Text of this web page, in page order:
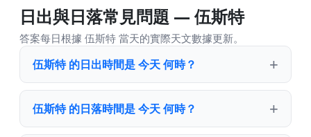
日出與日落常見問題 — 伍斯特
答案每日根據 伍斯特 當天的實際天文數據更新。
伍斯特 的日出時間是 今天 何時？
伍斯特 的日落時間是 今天 何時？